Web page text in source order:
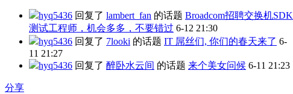
hyq5436 回复了 lambert_fan 的话题 Broadcom招聘交换机SDK
测试工程师，机会多多，不要错过 6-12 21:30
hyq5436 回复了 7looki 的话题 IT 屌丝们, 你们的春天来了 6-
11 21:27
hyq5436 回复了 醉卧水云间 的话题 来个美女问候 6-11 21:23
分享